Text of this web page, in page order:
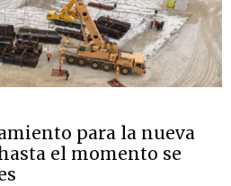
para la nueva
el momento se